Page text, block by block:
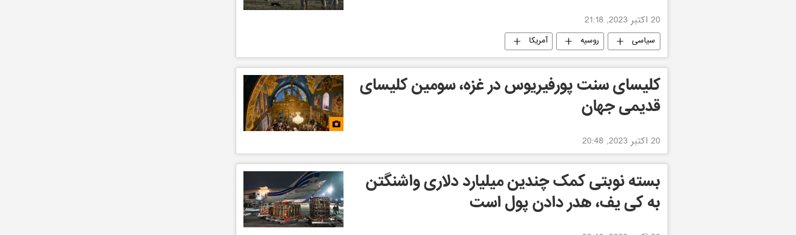
20 اکتبر 2023, 21:18
سیاسی روسیه آمریکا
کلیسای سنت پورفیریوس در غزه، سومین کلیسای
قدیمی جهان
20 اکتبر 2023, 20:48
بسته نوبتی کمک چندین میلیارد دلاری واشنگتن
به کی یف، هدر دادن پول است